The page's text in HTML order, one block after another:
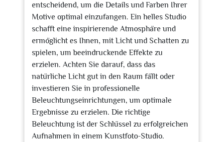
entscheidend, um die Details und Farben Ihrer
Motive optimal einzufangen. Ein helles Studio
schafft eine inspirierende Atmosphäre und
ermöglicht es Ihnen, mit Licht und Schatten zu
spielen, um beeindruckende Effekte zu
erzielen. Achten Sie darauf, dass das
natürliche Licht gut in den Raum fällt oder
investieren Sie in professionelle
Beleuchtungseinrichtungen, um optimale
Ergebnisse zu erzielen. Die richtige
Beleuchtung ist der Schlüssel zu erfolgreichen
Aufnahmen in einem Kunstfoto-Studio.